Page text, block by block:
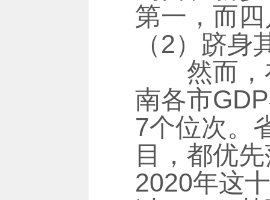
第一，而
（2）跻
然而，在
南各市
7个位次。
目，都优
2020年这